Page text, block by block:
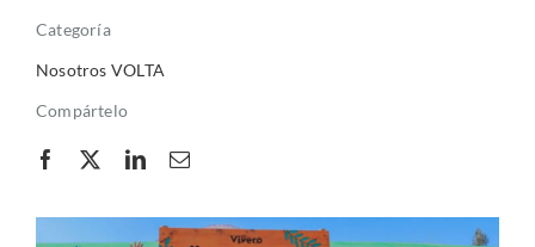
Ley REP
Productos
Categoría
Nosotros VOLTA
Compártelo